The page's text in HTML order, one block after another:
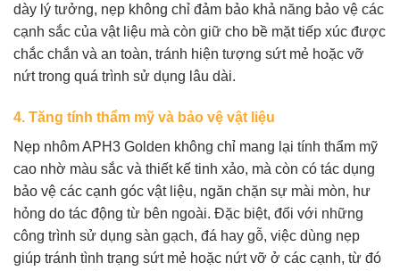
dày lý tưởng, nẹp không chỉ đảm bảo khả năng bảo vệ các
cạnh sắc của vật liệu mà còn giữ cho bề mặt tiếp xúc được
chắc chắn và an toàn, tránh hiện tượng sứt mẻ hoặc vỡ
nứt trong quá trình sử dụng lâu dài.
4. Tăng tính thẩm mỹ và bảo vệ vật liệu
Nẹp nhôm APH3 Golden không chỉ mang lại tính thẩm mỹ
cao nhờ màu sắc và thiết kế tinh xảo, mà còn có tác dụng
bảo vệ các cạnh góc vật liệu, ngăn chặn sự mài mòn, hư
hỏng do tác động từ bên ngoài. Đặc biệt, đối với những
công trình sử dụng sàn gạch, đá hay gỗ, việc dùng nẹp
giúp tránh tình trạng sứt mẻ hoặc nứt vỡ ở các cạnh, từ đó